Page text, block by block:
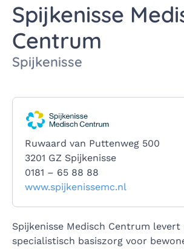
Spijkenisse
Centrum
Spijkenisse
Spijkenisse Medisch Centrum levert
specialistisch basiszorg voor
Ruwaard van Puttenweg 500
3201 GZ Spijkenisse
0181 – 65 88 88
www.spijkenissemc.nl